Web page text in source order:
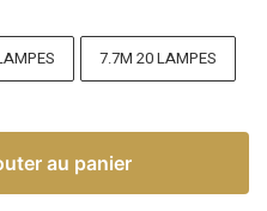
7.7M 20 LAMPES
au panier